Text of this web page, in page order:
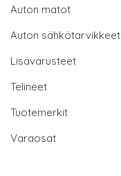
Auton matot
Auton sähkötarvikkeet
Lisävarusteet
Telineet
Tuotemerkit
Varaosat